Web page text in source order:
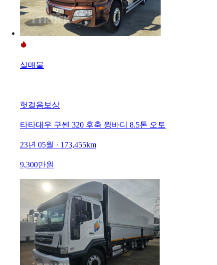
실매물
헛걸음보상
타타대우 구쎈 320 후축 윙바디 8.5톤 오토
23년 05월 · 173,455km
9,300만원